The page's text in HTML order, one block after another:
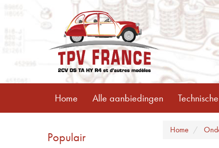
Home Alle aanbiedingen
Populair Home